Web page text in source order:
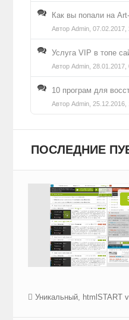
Как вы попали на
Автор Admin ,
Услуга VIP в топе
Автор Admin ,
10 програм для
Автор Admin ,
ПОСЛЕДНИЕ
Уникальный, htmlSTART